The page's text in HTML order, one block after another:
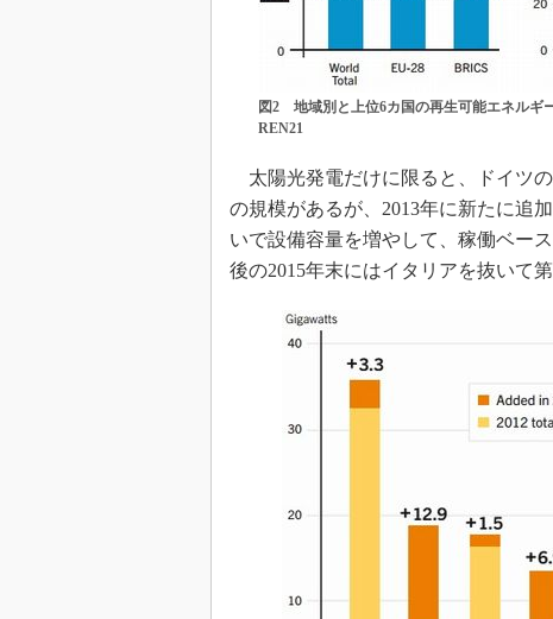
図2 地域別と上位6カ国の再生可能エネルギ
REN21
太陽光発電だけに限ると、ドイツ
の規模があるが、2013年に新たに追
いで設備容量を増やして、稼働ベー
後の2015年末にはイタリアを抜いて第